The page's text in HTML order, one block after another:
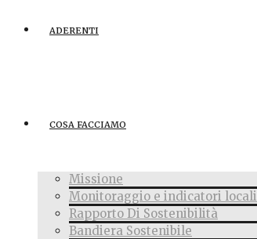
ADERENTI
COSA FACCIAMO
Missione
Monitoraggio e indicatori locali
Rapporto Di Sostenibilità
Bandiera Sostenibile